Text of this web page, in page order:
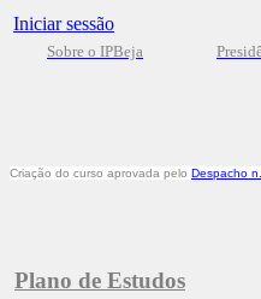
Iniciar sessão
Sobre o IPBeja
Criação do curso aprovada pelo Despacho
Plano de Estudos